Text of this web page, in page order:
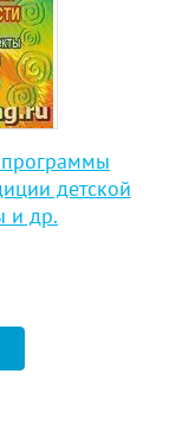
программы
детской
и др.